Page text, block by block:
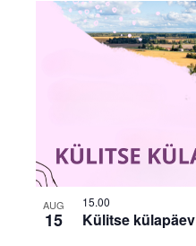
AUG
15 Külitse külapäev
15.00